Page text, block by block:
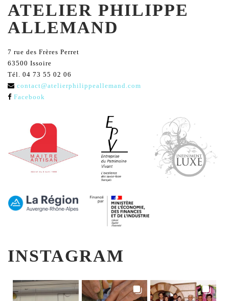
ATELIER PHILIPPE
ALLEMAND
7 rue des Frères Perret
63500 Issoire
Tél. 04 73 55 02 06
contact@atelierphilippeallemand.com
Facebook
INSTAGRAM